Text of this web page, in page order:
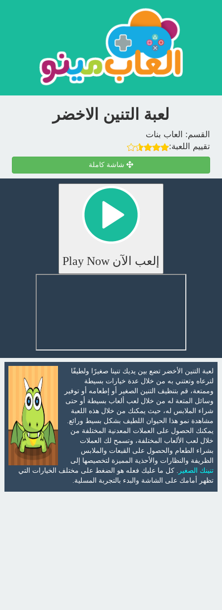
لعبة التنين الاخضر
القسم:
العاب بنات
تقييم اللعبة:
شاشة كاملة
إلعب الآن Play Now
لعبة التنين الأخضر تضع بين يديك تنينا صغيرًا ولطيفًا
لترعاه وتعتني به من خلال عدة خيارات بسيطة
وممتعة، قم بتنظيف التنين الصغير أو إطعامه أو توفير
وسائل المتعة له من خلال لعب ألعاب بسيطة أو حتى
شراء الملابس له، حيث يمكنك من خلال هذه اللعبة
مشاهدة نمو هذا الحيوان اللطيف بشكل بسيط ورائع.
يمكنك الحصول على العملات المعدنية المختلفة من
خلال لعب الألعاب المختلفة، وتسمح لك العملات
بشراء الطعام والحصول على القبعات والملابس
الظريفة والنظارات والأحذية المميزة لتخصيصها إلى
تنينك الصغير
. كل ما عليك فعله هو الضغط على مختلف الخيارات التي
تظهر أمامك على الشاشة والبدء بالتجربة المسلية.